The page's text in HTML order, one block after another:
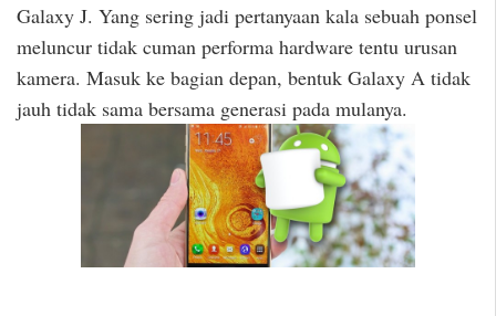
Galaxy J. Yang sering jadi pertanyaan kala sebuah ponsel
meluncur tidak cuman performa hardware tentu urusan
kamera. Masuk ke bagian depan, bentuk Galaxy A tidak
jauh tidak sama bersama generasi pada mulanya.